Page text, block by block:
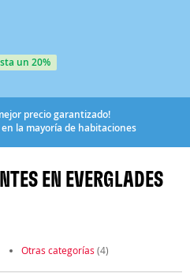
un 20%
precio garantizado!
en la mayoría de habitaciones
EN EVERGLADES
Otras categorías (4)